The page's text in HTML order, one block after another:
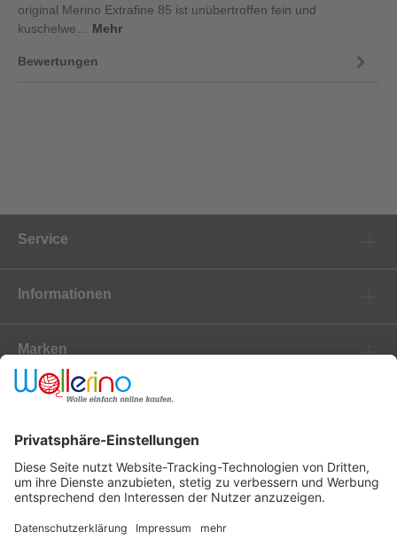
original Merino Extrafine 85 ist unübertroffen fein und
kuschelwe… Mehr
Bewertungen
Service
Informationen
Marken
Newsletter
Versanddienstleister